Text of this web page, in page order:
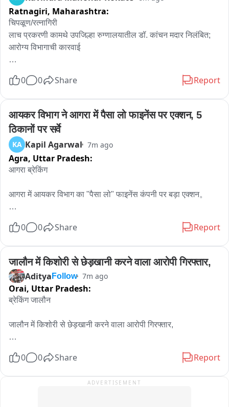
देखभाल करने की अपील की।
Ratnagiri, Maharashtra:
चिपळूण/रत्नागिरी
लाच प्रकरणी कामथे उपजिल्हा रुग्णालयातील डॉ. कांचन मदार निलंबित;
आरोग्य विभागाची कारवाई
कांचन शिरीेष मदार यांच्यावर आरोग्य विभागाने निलंबनाची कारवाई केली
महिलेकडून ४ हजार ५०० रुपयांची लाच स्वीकारल्याचा त्यांच्यावर आरोप
आहे. या प्रकरणात लाचलुचपत प्रतिबंधक विभागाने ३ जून रोजी सापळा
रचून कारवाई केली होती. त्यानंतर जिल्हा रुग्णालय प्रशासनाने डॉ. मदार
यांच्या निलंबनाचा प्रस्ताव आरोग्य उपसंचालकांकडे पाठविला होता. या
प्रस्तावावर निर्णय घेत अखेर आरोग्य विभागाने डॉ. कांचन मदार यांना
निलंबित करण्याचे आदेश जारी केले आहेत。
0 0 Share Report
आयकर विभाग ने आगरा में पैसा लो फाइनेंस पर एक्शन, 5
ठिकानों पर सर्वे
KA Kapil Agarwal 7m ago
Agra, Uttar Pradesh:
आगरा ब्रेकिंग
आगरा में आयकर विभाग का "पैसा लो" फाइनेंस कंपनी पर बड़ा एक्शन。
30 से अधिक अधिकारियों की 5 टीमें कार्रवाई में जुटीं。
वित्तीय दस्तावेज और लेनदेन की गहन जांच की जा रही。
अधिकारियों ने रिकॉर्ड और अन्य महत्वपूर्ण दस्तावेज खंगाले。
0 0 Share Report
जालौन में किशोरी से छेड़खानी करने वाला आरोपी गिरफ्तार,
Aditya Follow 7m ago
Orai, Uttar Pradesh:
ब्रेकिंग जालौन
जालौन में किशोरी से छेड़खानी करने वाला आरोपी गिरफ्तार,
0 0 Share Report
ADVERTISEMENT